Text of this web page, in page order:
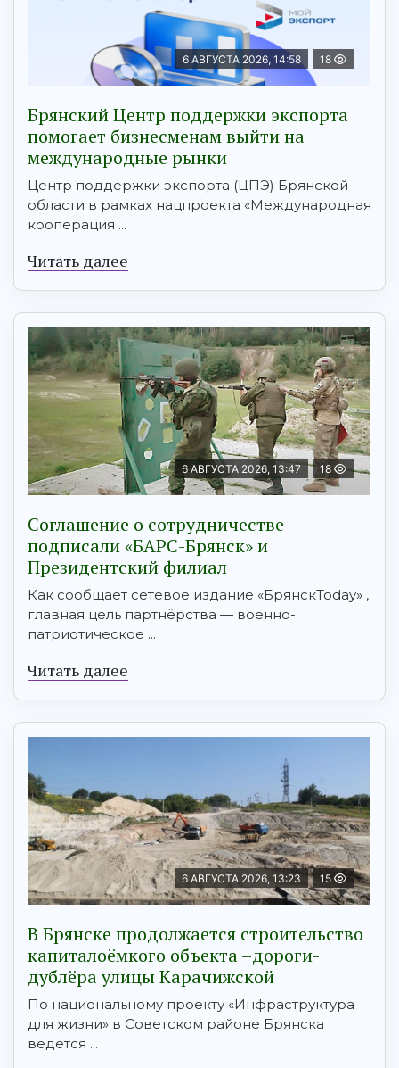
6 АВГУСТА 2026, 14:58 18
Брянский Центр поддержки экспорта
помогает бизнесменам выйти на
международные рынки
Центр поддержки экспорта (ЦПЭ) Брянской
области в рамках нацпроекта «Международная
кооперация ...
Читать далее
6 АВГУСТА 2026, 13:47 18
Соглашение о сотрудничестве
подписали «БАРС-Брянск» и
Президентский филиал
Как сообщает сетевое издание «БрянскToday» ,
главная цель партнёрства — военно-
патриотическое ...
Читать далее
6 АВГУСТА 2026, 13:23 15
В Брянске продолжается строительство
капиталоёмкого объекта –дороги-
дублёра улицы Карачижской
По национальному проекту «Инфраструктура
для жизни» в Советском районе Брянска
ведется ...